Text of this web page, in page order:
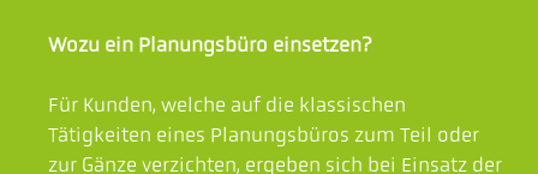
Wozu ein Planungsbüro einsetzen?
Für Kunden, welche auf die klassischen
Tätigkeiten eines Planungsbüros zum Teil oder
zur Gänze verzichten, ergeben sich bei Einsatz der